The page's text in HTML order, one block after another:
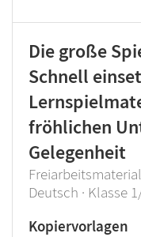
Die große
Schnell
fröhlichen
Gelegenheit
Deutsch · Klasse
Kopiervorlagen